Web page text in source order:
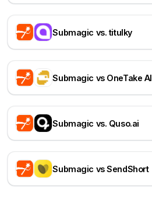
Submagic vs. titulky
Submagic vs OneTake AI
Submagic vs. Quso.ai
Submagic vs SendShort